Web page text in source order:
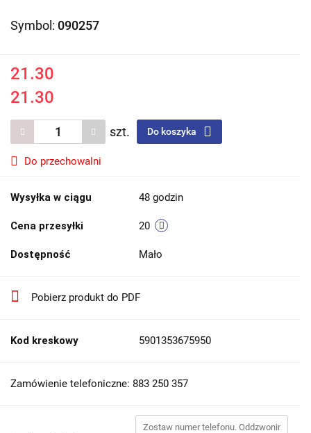
Symbol: 090257
21.30
21.30
szt. Do koszyka
Do przechowalni
Wysyłka w ciągu 48 godzin
Cena przesyłki 20
Dostępność Mało
Pobierz produkt do PDF
Kod kreskowy 5901353675950
Zamówienie telefoniczne: 883 250 357